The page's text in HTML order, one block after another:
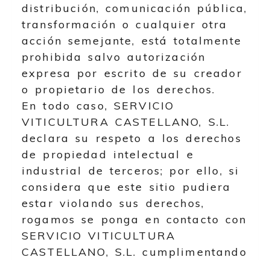
distribución, comunicación pública,
transformación o cualquier otra
acción semejante, está totalmente
prohibida salvo autorización
expresa por escrito de su creador
o propietario de los derechos.
En todo caso, SERVICIO
VITICULTURA CASTELLANO, S.L.
declara su respeto a los derechos
de propiedad intelectual e
industrial de terceros; por ello, si
considera que este sitio pudiera
estar violando sus derechos,
rogamos se ponga en contacto con
SERVICIO VITICULTURA
CASTELLANO, S.L. cumplimentando